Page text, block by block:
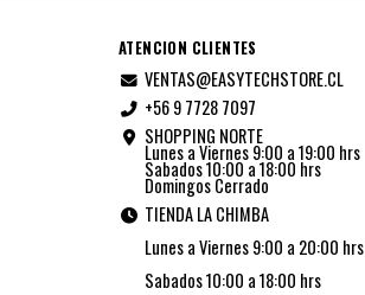
ATENCION CLIENTES
VENTAS@EASYTECHSTORE.CL
+56 9 7728 7097
SHOPPING NORTE
Lunes a Viernes 9:00 a 19:00 hrs
Sabados 10:00 a 18:00 hrs
Domingos Cerrado
TIENDA LA CHIMBA
Lunes a Viernes 9:00 a 20:00 hrs
Sabados 10:00 a 18:00 hrs